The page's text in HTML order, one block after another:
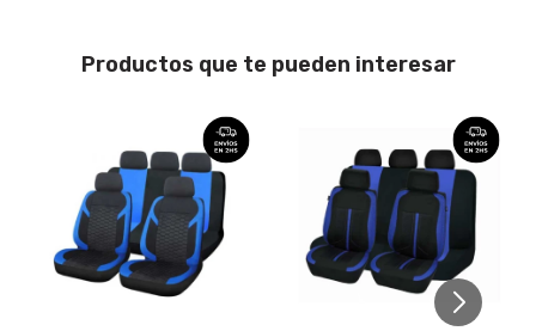
Productos que te pueden interesar